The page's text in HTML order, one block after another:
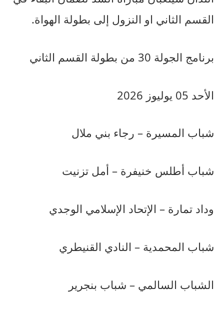
القسم الثاني او النزول إلى بطولة الهواة.
برنامج الجولة 30 من بطولة القسم الثاني
الأحد 05 يوليوز 2026
شباب المسيرة – رجاء بني ملال
شباب أطلس خنيفرة – أمل تزنيت
وداد تمارة – الإتحاد الإسلامي الوجدي
شباب المحمدية – النادي القنيطري
الشباب السالمي – شباب بنجرير